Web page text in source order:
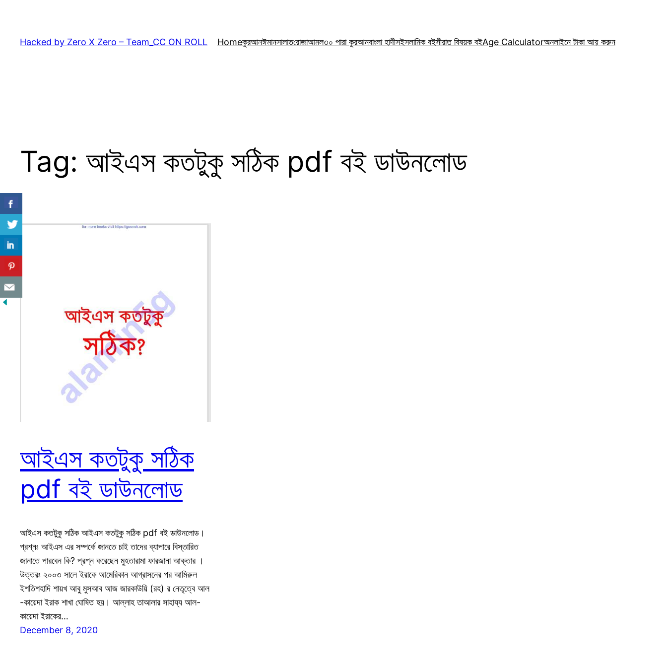
content
Hacked by Zero X Zero – Team_CC ON ROLL Homeকুরআনঈমানসালাতরোজাআমল৩০ পারা কুরআনবাংলা হাদীসইসলামিক বইসীরাত বিষয়ক বইAge Calculatorঅনলাইনে টাকা আয় করুন
Tag: আইএস কতটুকু সঠিক pdf বই ডাউনলোড
আইএস কতটুকু সঠিক
pdf বই ডাউনলোড
আইএস কতটুকু সঠিক আইএস কতটুকু সঠিক pdf বই ডাউনলোড।
প্রশ্নঃ আইএস এর সম্পর্কে জানতে চাই তাদের ব্যাপারে বিস্তারিত
জানাতে পারবেন কি? প্রশ্ন করেছেন মুহতারামা ফারজানা আক্তার ।
উত্তরঃ ২০০৩ সালে ইরাকে আমেরিকান আগ্রাসনের পর আমিরুল
ইশতিশহাদি শায়খ আবু মুসআব আজ জারকাউয়ি (রহ) র নেতৃত্বে আল
-কায়েদা ইরাক শাখা ঘোষিত হয়। আল্লাহ তাআলার সাহায্য আল-
কায়েদা ইরাকের…
December 8, 2020